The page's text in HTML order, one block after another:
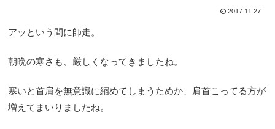
2017.11.27
アッという間に師走。
朝晩の寒さも、厳しくなってきましたね。
寒いと首肩を無意識に縮めてしまうためか、肩首こってる方が
増えてまいりましたね。